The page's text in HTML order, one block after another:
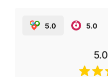
5.0 5.0
5.0